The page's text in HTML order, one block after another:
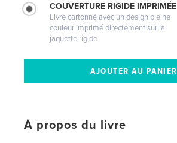
COUVERTURE RIGIDE IMPRIMÉE
Livre cartonné avec un design pleine
couleur imprimé directement sur la
jaquette rigide
À propos du livre